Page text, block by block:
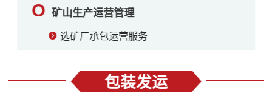
O 矿山生产运营管理
选矿厂承包运营服务
包装发运